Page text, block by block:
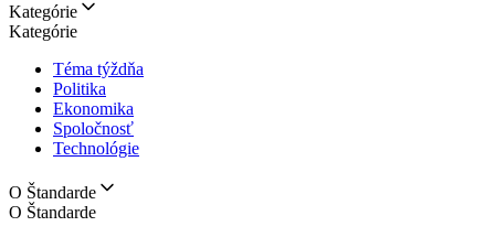
Kategórie
Kategórie
Téma týždňa
Politika
Ekonomika
Spoločnosť
Technológie
O Štandarde
O Štandarde